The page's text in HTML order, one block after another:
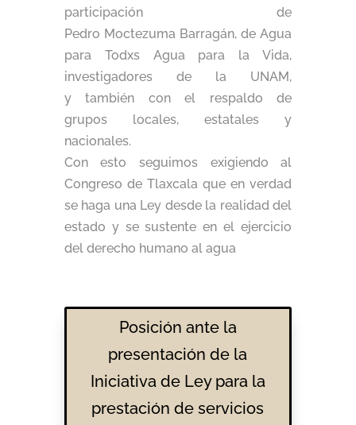
participación de
Pedro Moctezuma Barragán, de Agua
para Todxs Agua para la Vida,
investigadores de la UNAM,
y también con el respaldo de
grupos locales, estatales y
nacionales.
Con esto seguimos exigiendo al
Congreso de Tlaxcala que en verdad
se haga una Ley desde la realidad del
estado y se sustente en el ejercicio
del derecho humano al agua
Posición ante la
presentación de la
Iniciativa de Ley para la
prestación de servicios